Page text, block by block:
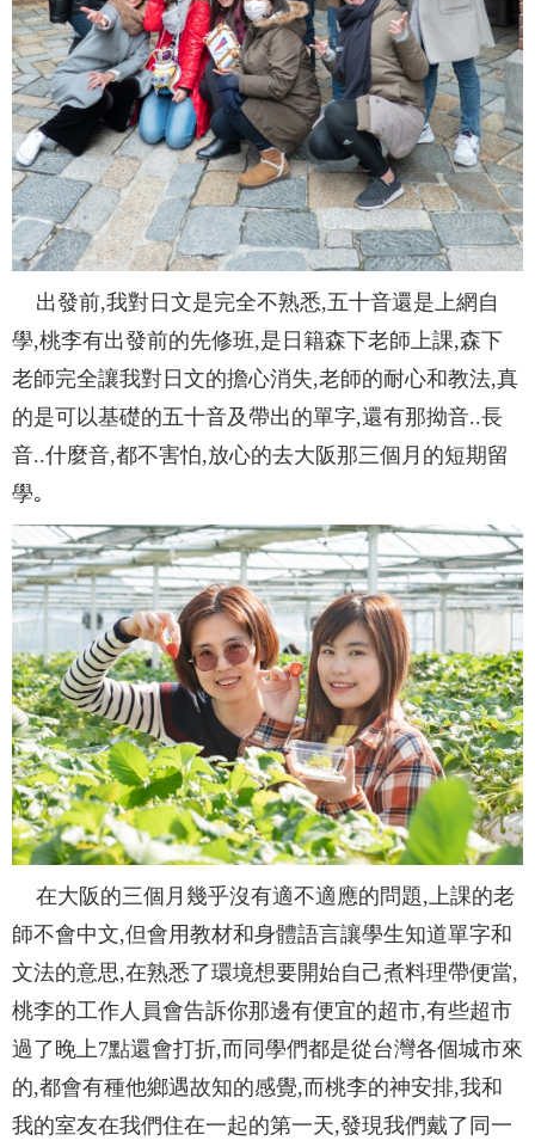
出發前,我對日文是完全不熟悉,五十音還是上網自
學,桃李有出發前的先修班,是日籍森下老師上課,森下
老師完全讓我對日文的擔心消失,老師的耐心和教法,真
的是可以基礎的五十音及帶出的單字,還有那拗音..長
音..什麼音,都不害怕,放心的去大阪那三個月的短期留
學｡
在大阪的三個月幾乎沒有適不適應的問題,上課的老
師不會中文,但會用教材和身體語言讓學生知道單字和
文法的意思,在熟悉了環境想要開始自己煮料理帶便當,
桃李的工作人員會告訴你那邊有便宜的超市,有些超市
過了晚上7點還會打折,而同學們都是從台灣各個城市來
的,都會有種他鄉遇故知的感覺,而桃李的神安排,我和
我的室友在我們住在一起的第一天,發現我們戴了同一